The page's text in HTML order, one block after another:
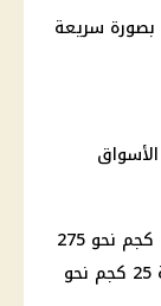
سريعة
وسجل سعر أسطوانة الغاز المنزلية سعة 12.5 كجم نحو 275
جنيهًا، بينما بلغ سعر الأسطوانة التجارية سعة 25 كجم نحو